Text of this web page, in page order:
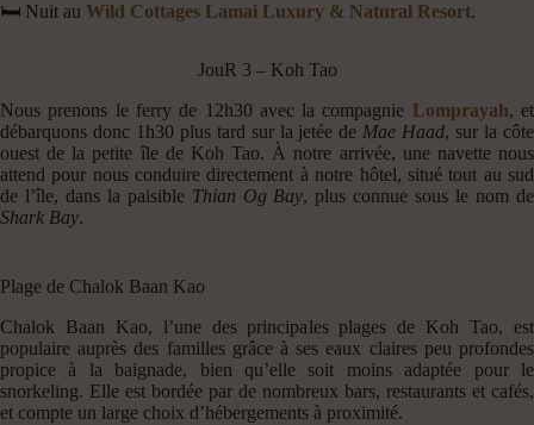
🛏️ Nuit au Wild Cottages Lamai Luxury & Natural Resort.
JouR 3 – Koh Tao
Nous prenons le ferry de 12h30 avec la compagnie Lomprayah, et
débarquons donc 1h30 plus tard sur la jetée de Mae Haad, sur la côte
ouest de la petite île de Koh Tao. À notre arrivée, une navette nous
attend pour nous conduire directement à notre hôtel, situé tout au sud
de l’île, dans la paisible Thian Og Bay, plus connue sous le nom de
Shark Bay.
Plage de Chalok Baan Kao
Chalok Baan Kao, l’une des principales plages de Koh Tao, est
populaire auprès des familles grâce à ses eaux claires peu profondes
propice à la baignade, bien qu’elle soit moins adaptée pour le
snorkeling. Elle est bordée par de nombreux bars, restaurants et cafés,
et compte un large choix d’hébergements à proximité.